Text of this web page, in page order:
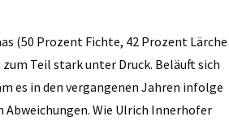
(50 Prozent Fichte, 42 Prozent Lärche
Teil stark unter Druck. Beläuft sich
es in den vergangenen Jahren infolge
Abweichungen. Wie Ulrich Innerhofer